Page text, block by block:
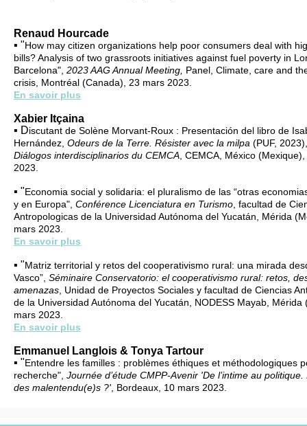
Renaud Hourcade
▪ "How may citizen organizations help poor consumers deal with
bills? Analysis of two grassroots initiatives against fuel poverty in
Barcelona", 2023 AAG Annual Meeting, Panel, Climate, care and
crisis, Montréal (Canada), 23 mars 2023.
En savoir plus
Xabier Itçaina
▪ Discutant de Solène Morvant-Roux : Presentación del libro de
Hernández, Odeurs de la Terre. Résister avec la milpa (PUF,
Diálogos interdisciplinarios du CEMCA , CEMCA, México
2023.
▪ "Economia social y solidaria: el pluralismo de las “otras
y en Europa", Conférence Licenciatura en Turismo , facultad de
Antropologicas de la Universidad Autónoma del Yucatán, Mérida
mars 2023.
En savoir plus
▪ "Matriz territorial y retos del cooperativismo rural: una mirada
Vasco”, Séminaire Conservatorio: el cooperativismo rural: retos,
amenazas , Unidad de Proyectos Sociales y facultad de Ciencias
de la Universidad Autónoma del Yucatán, NODESS Mayab, Mérida
mars 2023.
En savoir plus
Emmanuel Langlois & Tonya Tartour
▪ "Entendre les familles : problèmes éthiques et méthodologiques
recherche", Journée d’étude CMPP-Avenir 'De l’intime au
des malentendu(e)s ?' , Bordeaux, 10 mars 2023.